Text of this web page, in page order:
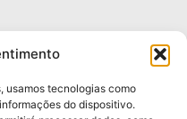
usamos tecnologias como
do dispositivo.